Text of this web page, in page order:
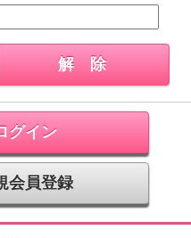
グイン
会員登録